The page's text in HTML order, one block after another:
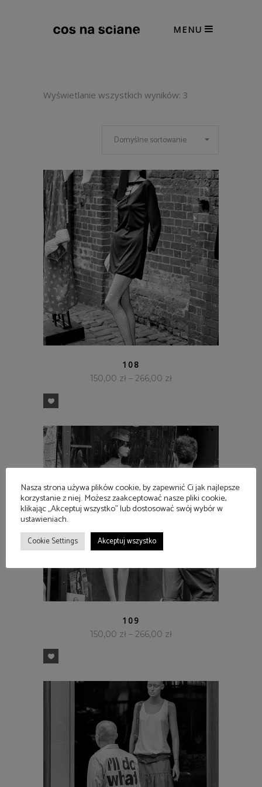
MENU
Wyświetlanie wszystkich wyników: 3
Domyślne sortowanie
108
150,00 zł – 266,00 zł
109
150,00 zł – 266,00 zł
Nasza strona używa plików cookie, by zapewnić Ci jak najlepsze
korzystanie z niej. Możesz zaakceptować nasze pliki cookie,
klikając „Akceptuj wszystko” lub dostosować swój wybór w
ustawieniach.
Cookie Settings Akceptuj wszystko